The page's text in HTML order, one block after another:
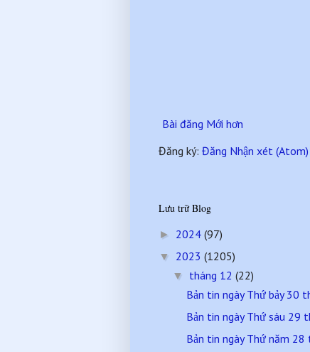
Bài đăng Mới hơn
Đăng ký: Đăng Nhận xét (Atom)
Lưu trữ Blog
► 2024 (97)
▼ 2023 (1205)
▼ tháng 12 (22)
Bản tin ngày Thứ bảy 30
Bản tin ngày Thứ sáu 29
Bản tin ngày Thứ năm